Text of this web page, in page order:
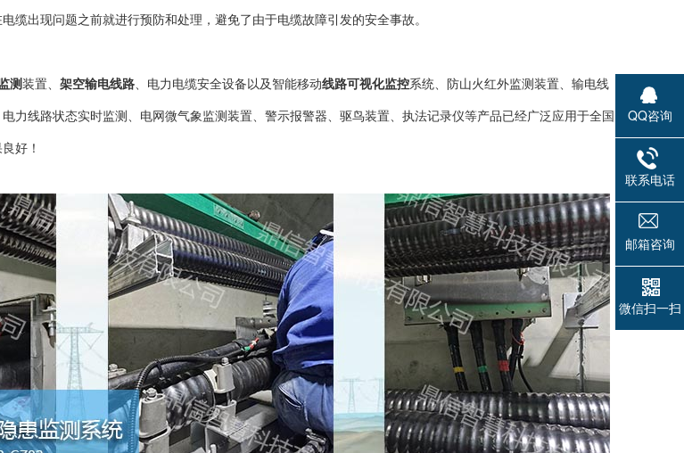
缆出现问题之前就进行预防和处理，避免了由于电缆故障引发的安全事故。
测装置、 架空输电线路、电力电缆安全设备以及智能移动线路可视化监控系统、防山火红外监测装置、输电线
力线路状态实时监测、电网微气象监测装置、警示报警器、驱鸟装置、执法记录仪等产品已经广泛应用于全国
好！
QQ咨询
联系电话
邮箱咨询
微信扫一扫